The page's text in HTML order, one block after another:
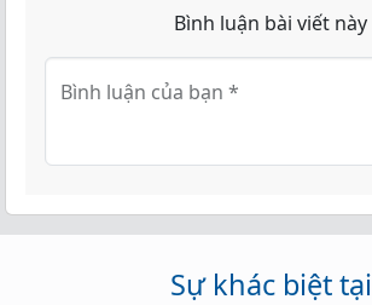
Bình luận bài viết này
Bình luận của bạn *
Sự khác biệt tại